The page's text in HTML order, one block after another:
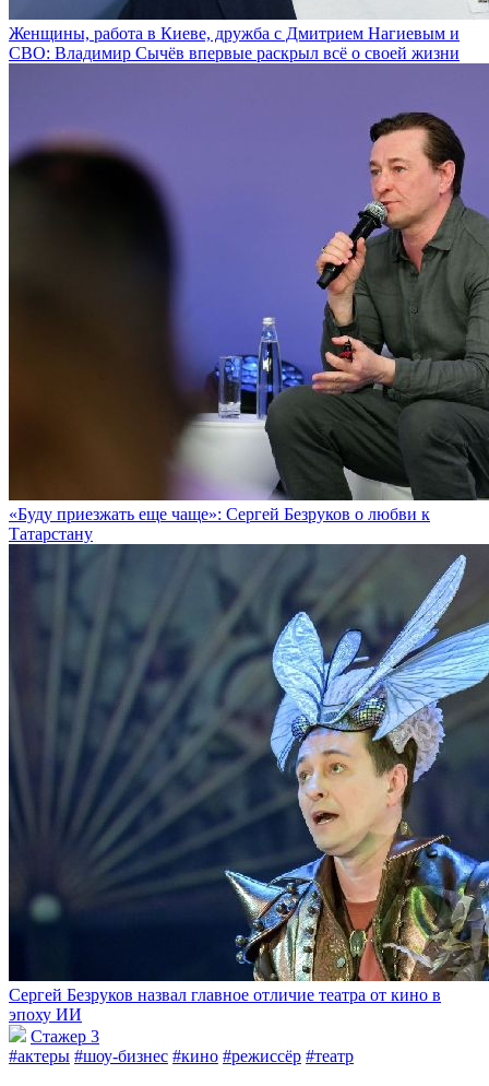
Женщины, работа в Киеве, дружба с Дмитрием Нагиевым и
СВО: Владимир Сычёв впервые раскрыл всё о своей жизни
«Буду приезжать еще чаще»: Сергей Безруков о любви к
Татарстану
Сергей Безруков назвал главное отличие театра от кино в
эпоху ИИ
Стажер 3
#актеры #шоу-бизнес #кино #режиссёр #театр